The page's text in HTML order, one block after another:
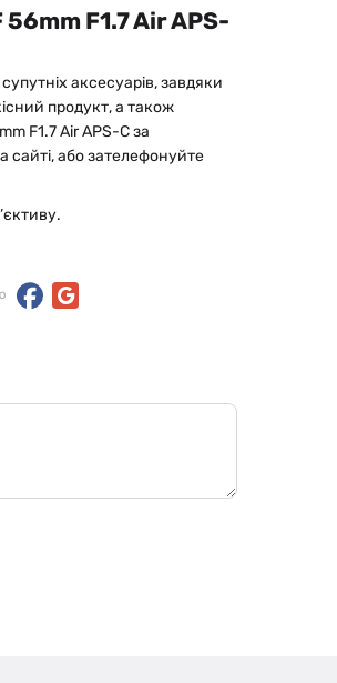
F1.7 Air APS-
аксесуарів, завдяки
продукт, а також
F1.7 Air APS-C за
або зателефонуйте